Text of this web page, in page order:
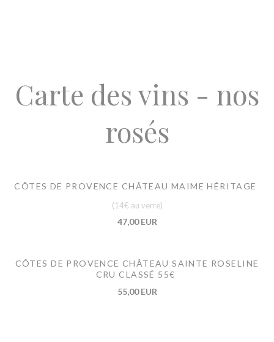
Carte des vins - nos
rosés
CÔTES DE PROVENCE CHÂTEAU MAIME HÉRITAGE
(14€ au verre)
47,00 EUR
CÔTES DE PROVENCE CHÂTEAU SAINTE ROSELINE
CRU CLASSÉ 55€
55,00 EUR